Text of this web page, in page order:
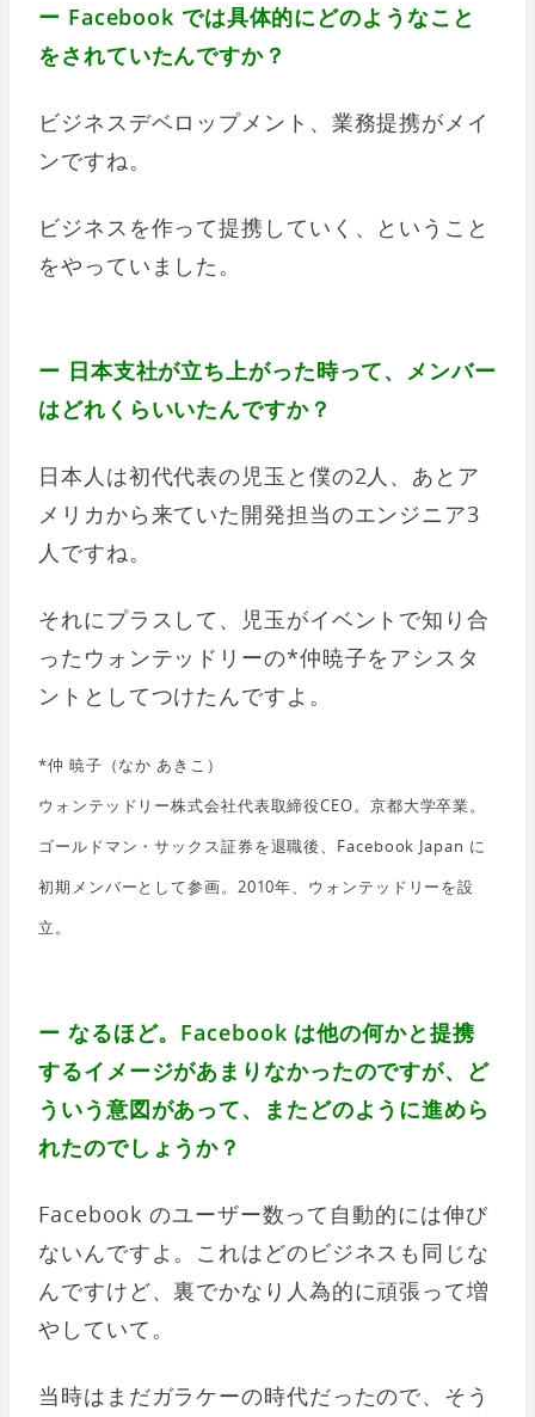
ー Facebook では具体的にどのようなこと
をされていたんですか？
ビジネスデベロップメント、業務提携がメイ
ンですね。
ビジネスを作って提携していく、ということ
をやっていました。
ー 日本支社が立ち上がった時って、メンバー
はどれくらいいたんですか？
日本人は初代代表の児玉と僕の2人、あとア
メリカから来ていた開発担当のエンジニア3
人ですね。
それにプラスして、児玉がイベントで知り合
ったウォンテッドリーの*仲暁子をアシスタ
ントとしてつけたんですよ。
*仲 暁子（なか あきこ）
ウォンテッドリー株式会社代表取締役CEO。京都大学卒業。
ゴールドマン・サックス証券を退職後、Facebook Japan に
初期メンバーとして参画。2010年、ウォンテッドリーを設
立。
ー なるほど。Facebook は他の何かと提携
するイメージがあまりなかったのですが、ど
ういう意図があって、またどのように進めら
れたのでしょうか？
Facebook のユーザー数って自動的には伸び
ないんですよ。これはどのビジネスも同じな
んですけど、裏でかなり人為的に頑張って増
やしていて。
当時はまだガラケーの時代だったので、そう